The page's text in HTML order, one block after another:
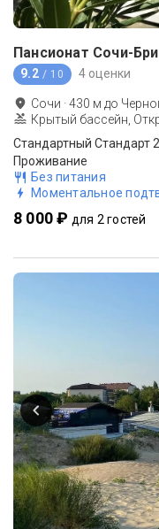
Пансионат Сочи-
9.2 / 10 4 оценки
Сочи ·430 м до
Крытый бассейн,
Стандартный Стандарт
Проживание
Без питания
Моментальное
8 000 ₽ для 2 гостей